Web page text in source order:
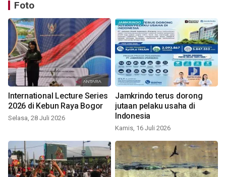
Foto
International Lecture Series
2026 di Kebun Raya Bogor
Selasa, 28 Juli 2026
Jamkrindo terus dorong
jutaan pelaku usaha di
Indonesia
Kamis, 16 Juli 2026